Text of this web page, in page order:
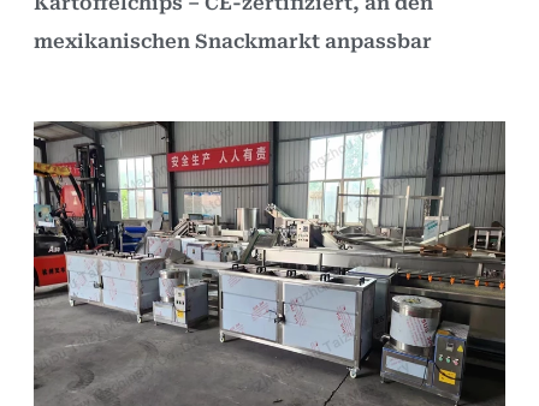
mexikanischen Snackmarkt anpassbar